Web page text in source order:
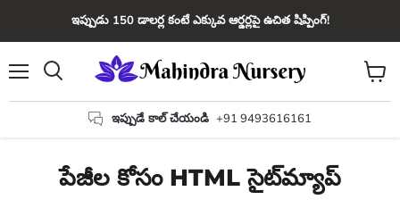
ఇప్పుడు 150 డాలర్ల కంటే ఎక్కువ ఆర్డర్లపై ఉచిత షిప్పింగ్!
ఇప్పుడే కాల్ చేయండి +91 9493616161
కార్ట్
పేజీల కోసం HTML సైట్‌మ్యాప్